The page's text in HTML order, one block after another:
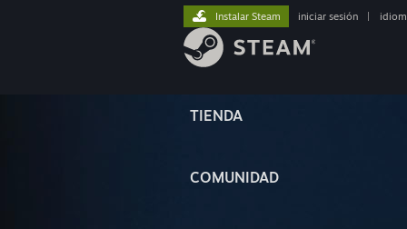
TIENDA
COMUNIDAD
Instalar Steam iniciar sesión